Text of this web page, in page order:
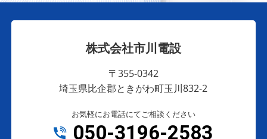
株式会社市川電設
〒355-0342
埼玉県比企郡ときがわ町玉川832-2
お気軽にお電話にてご相談ください
050-3196-2583